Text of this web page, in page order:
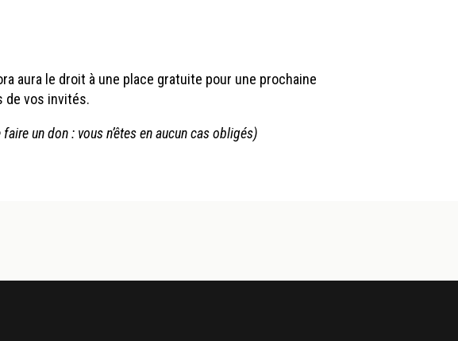
aura le droit à une place gratuite pour une prochaine
de vos invités.
un don : vous n’êtes en aucun cas obligés)